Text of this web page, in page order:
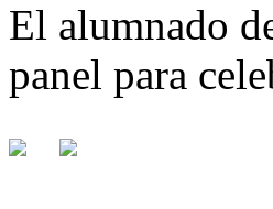
El alumnado
panel para